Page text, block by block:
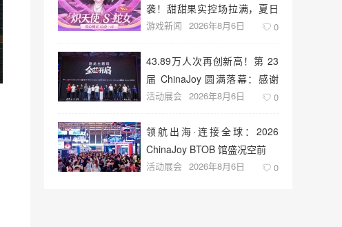
袭！甜甜果实控场拉满，夏日
盛宴开启
游戏新闻 2026年8月6日 0
43.89万人次再创新高！第 23
届 ChinaJoy 圆满落幕：感谢
有你，共赴这场“与 AI 同游”的
活动展会 2026年8月6日 0
领航出海·连接全球：2026
ChinaJoy BTOB 馆盛况空前
活动展会 2026年8月6日 0